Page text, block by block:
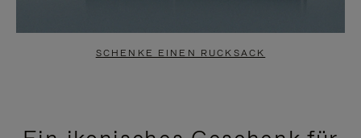
SCHENKE EINEN RUCKSACK